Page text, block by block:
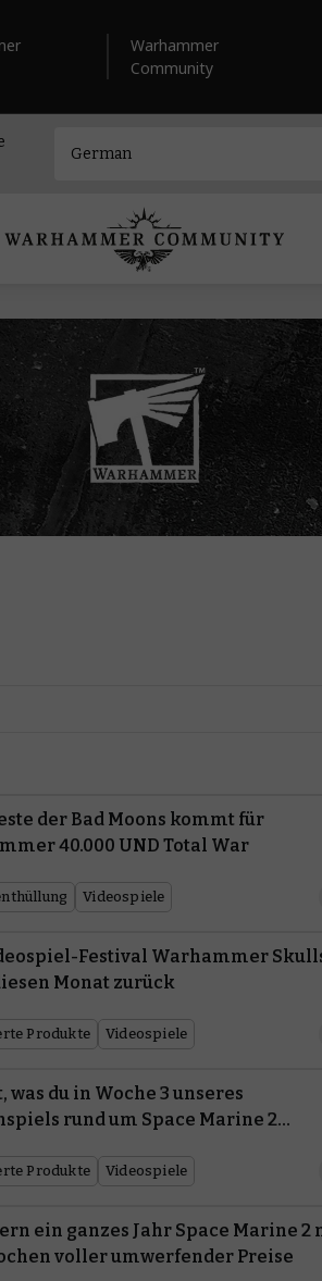
Warhammer
Community
der Bad Moons kommt für
40.000 UND Total War
Videospiele
Festival Warhammer
Monat zurück
Produkte Videospiele
was du in Woche 3 unseres
rund um Space Marine 2
Produkte Videospiele
ein ganzes Jahr Space Marine 2
voller umwerfender Preise